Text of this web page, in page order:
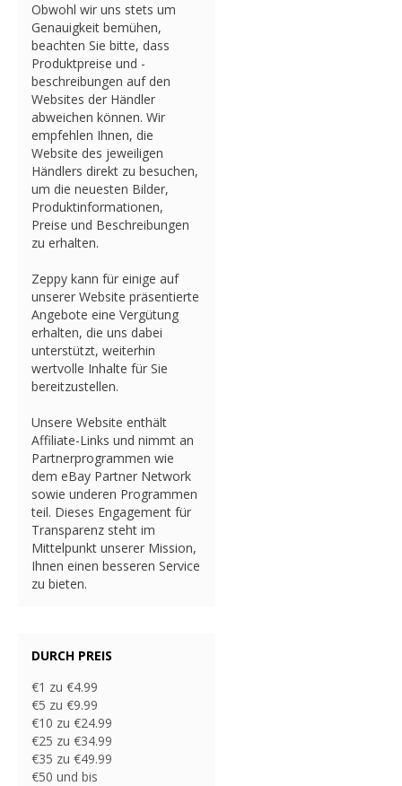
Obwohl wir uns stets um
Genauigkeit bemühen,
beachten Sie bitte, dass
Produktpreise und -
beschreibungen auf den
Websites der Händler
abweichen können. Wir
empfehlen Ihnen, die
Website des jeweiligen
Händlers direkt zu besuchen,
um die neuesten Bilder,
Produktinformationen,
Preise und Beschreibungen
zu erhalten.
Zeppy kann für einige auf
unserer Website präsentierte
Angebote eine Vergütung
erhalten, die uns dabei
unterstützt, weiterhin
wertvolle Inhalte für Sie
bereitzustellen.
Unsere Website enthält
Affiliate-Links und nimmt an
Partnerprogrammen wie
dem eBay Partner Network
sowie underen Programmen
teil. Dieses Engagement für
Transparenz steht im
Mittelpunkt unserer Mission,
Ihnen einen besseren Service
zu bieten.
DURCH PREIS
€1 zu €4.99
€5 zu €9.99
€10 zu €24.99
€25 zu €34.99
€35 zu €49.99
€50 und bis